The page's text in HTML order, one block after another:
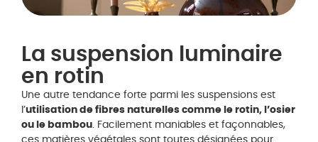
La suspension luminaire
en rotin
Une autre tendance forte parmi les suspensions est
l’utilisation de fibres naturelles comme le rotin, l’osier
ou le bambou. Facilement maniables et façonnables,
ces matières végétales sont toutes désignées pour